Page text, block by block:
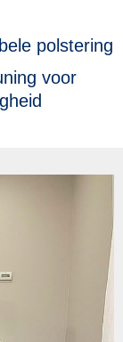
polstering
voor